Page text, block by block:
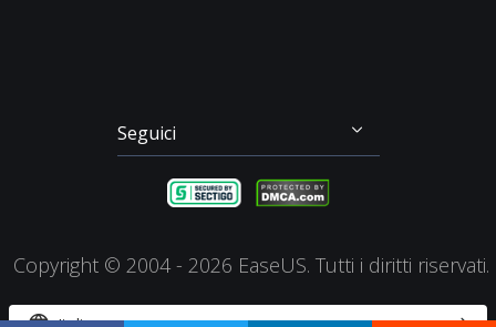
Seguici
  
Copyright © 2004 - 2026 EaseUS. Tutti i diritti riservati.